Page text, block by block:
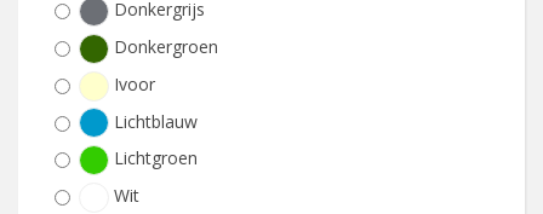
Donkergrijs
Donkergroen
Ivoor
Lichtblauw
Lichtgroen
Wit